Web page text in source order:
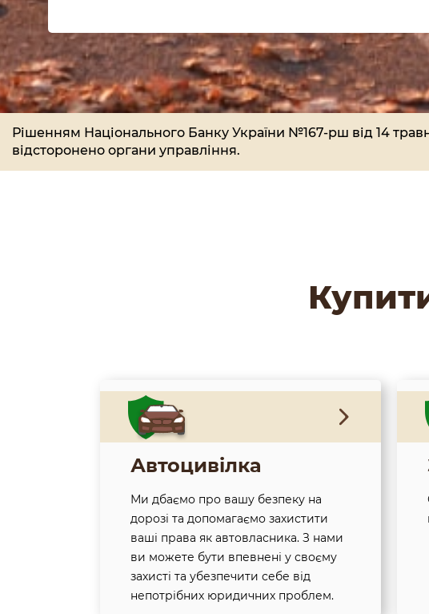
Рішенням Національного Банку України №167-рш від 14
відсторонено органи управління.
Автоцивілка
Ми дбаємо про вашу безпеку на
дорозі та допомагаємо захистити
ваші права як автовласника. З нами
ви можете бути впевнені у своєму
захисті та убезпечити себе від
непотрібних юридичних проблем.